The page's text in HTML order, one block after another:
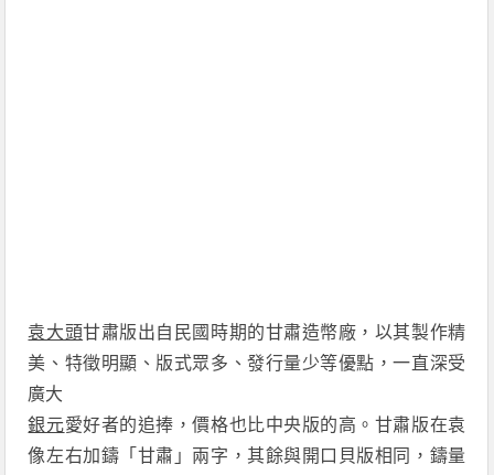
袁大頭甘肅版出自民國時期的甘肅造幣廠，以其製作精
美、特徵明顯、版式眾多、發行量少等優點，一直深受
廣大
銀元愛好者的追捧，價格也比中央版的高。甘肅版在袁
像左右加鑄「甘肅」兩字，其餘與開口貝版相同，鑄量